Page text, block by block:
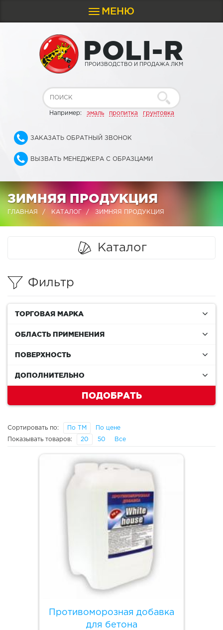
Toggle
navigation
МЕНЮ
POLI-R
ПРОИЗВОДСТВО И ПРОДАЖА ЛКМ
Например: эмаль пропитка грунтовка
ЗАКАЗАТЬ ОБРАТНЫЙ ЗВОНОК
ВЫЗВАТЬ МЕНЕДЖЕРА С ОБРАЗЦАМИ
ЗИМНЯЯ ПРОДУКЦИЯ
ГЛАВНАЯ КАТАЛОГ ЗИМНЯЯ ПРОДУКЦИЯ
Каталог
Фильтр
ТОРГОВАЯ МАРКА
ОБЛАСТЬ ПРИМЕНЕНИЯ
ПОВЕРХНОСТЬ
ДОПОЛНИТЕЛЬНО
ПОДОБРАТЬ
Сортировать по: По ТМ По цене
Показывать товаров: 20 50 Все
Противоморозная добавка
для бетона